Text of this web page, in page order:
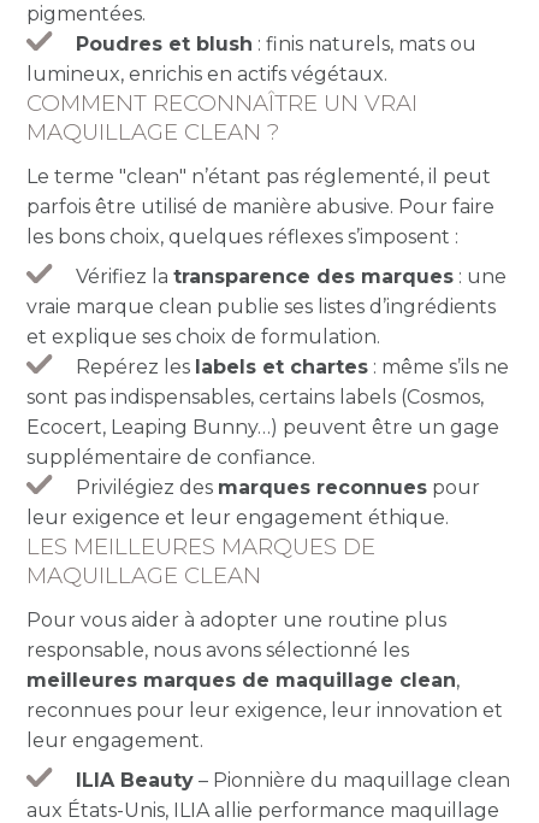
pigmentées.
Poudres et blush : finis naturels, mats ou
lumineux, enrichis en actifs végétaux.
COMMENT RECONNAÎTRE UN VRAI
MAQUILLAGE CLEAN ?
Le terme "clean" n’étant pas réglementé, il peut
parfois être utilisé de manière abusive. Pour faire
les bons choix, quelques réflexes s’imposent :
Vérifiez latransparence des marques : une
vraie marque clean publie ses listes d’ingrédients
et explique ses choix de formulation.
Repérez les labels et chartes : même s’ils ne
sont pas indispensables, certains labels (Cosmos,
Ecocert, Leaping Bunny…) peuvent être un gage
supplémentaire de confiance.
Privilégiez des marques reconnues pour
leur exigence et leur engagement éthique.
LES MEILLEURES MARQUES DE
MAQUILLAGE CLEAN
Pour vous aider à adopter une routine plus
responsable, nous avons sélectionné les
meilleures marques de maquillage clean,
reconnues pour leur exigence, leur innovation et
leur engagement.
ILIA Beauty – Pionnière du maquillage clean
aux États-Unis, ILIA allie performance maquillage